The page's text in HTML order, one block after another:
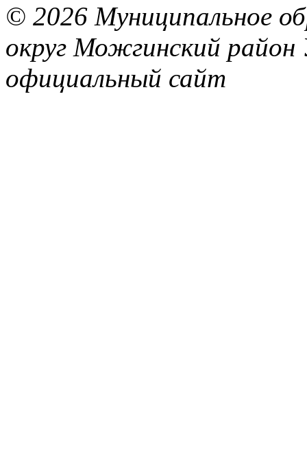
© 2026 Муниципальное
округ Можгинский район
официальный сайт